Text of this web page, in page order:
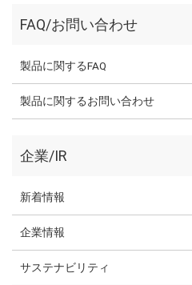
FAQ/お問い合わせ
製品に関するFAQ
製品に関するお問い合わせ
企業/IR
新着情報
企業情報
サステナビリティ